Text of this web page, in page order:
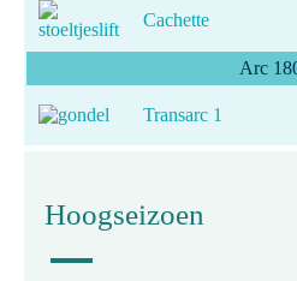
Cachette
Arc
Transarc 1
Hoogseizoen